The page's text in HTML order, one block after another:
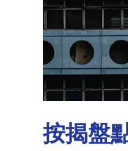
按揭盤